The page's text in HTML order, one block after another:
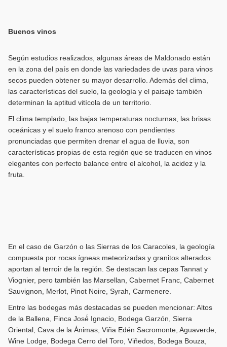
Buenos vinos
Según estudios realizados, algunas áreas de Maldonado están
en la zona del país en donde las variedades de uvas para vinos
secos pueden obtener su mayor desarrollo. Además del clima,
las características del suelo, la geología y el paisaje también
determinan la aptitud vitícola de un territorio.
El clima templado, las bajas temperaturas nocturnas, las brisas
oceánicas y el suelo franco arenoso con pendientes
pronunciadas que permiten drenar el agua de lluvia, son
características propias de esta región que se traducen en vinos
elegantes con perfecto balance entre el alcohol, la acidez y la
fruta.
En el caso de Garzón o las Sierras de los Caracoles, la geología
compuesta por rocas ígneas meteorizadas y granitos alterados
aportan al terroir de la región. Se destacan las cepas Tannat y
Viognier, pero también las Marsellan, Cabernet Franc, Cabernet
Sauvignon, Merlot, Pinot Noire, Syrah, Carmenere.
Entre las bodegas más destacadas se pueden mencionar: Altos
de la Ballena, Finca José́ Ignacio, Bodega Garzón, Sierra
Oriental, Cava de la Ánimas, Viña Edén Sacromonte, Aguaverde,
Wine Lodge, Bodega Cerro del Toro, Viñedos, Bodega Bouza,